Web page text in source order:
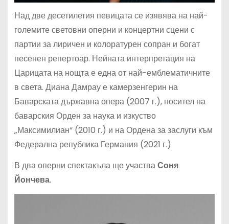
Над две десетилетия певицата се изявява на най-
големите световни оперни и концертни сцени с
партии за лиричен и колоратурен сопран и богат
песенен репертоар. Нейната интерпретация на
Царицата на нощта е една от най-емблематичните
в света. Диана Дамрау е камерзенгерин на
Баварската държавна опера (2007 г.), носител на
баварския Орден за наука и изкуство
„Максимилиан“ (2010 г.) и на Ордена за заслуги към
Федерална република Германия (2021 г.)
В два оперни спектакъла ще участваСоня
Йончева.